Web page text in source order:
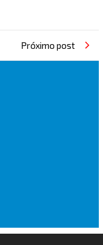
Próximo post